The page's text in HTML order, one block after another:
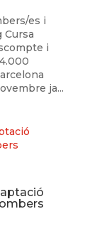
es i
Cursa
i
ja...